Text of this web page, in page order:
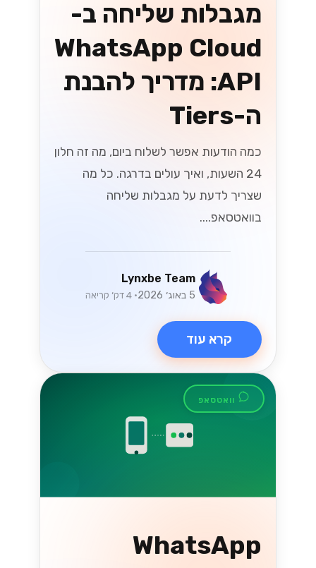
מגבלות שליחה ב-
WhatsApp Cloud
API: מדריך להבנת
ה-Tiers
כמה הודעות אפשר לשלוח ביום, מה זה חלון
24 השעות, ואיך עולים בדרגה. כל מה
שצריך לדעת על מגבלות שליחה
בוואטסאפ....
Lynxbe Team
5 באוג׳ 2026 • 4 דק׳ קריאה
קרא עוד
וואטסאפ
WhatsApp